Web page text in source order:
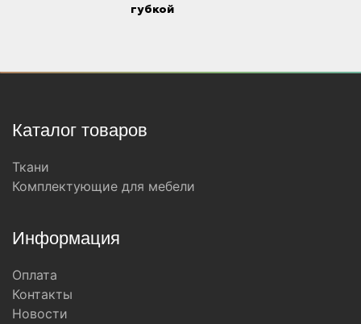
губкой
Каталог товаров
Ткани
Комплектующие для мебели
Информация
Оплата
Контакты
Новости